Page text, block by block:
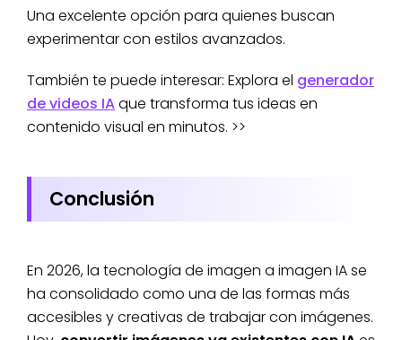
Una excelente opción para quienes buscan
experimentar con estilos avanzados.
También te puede interesar: Explora el generador
de videos IAque transforma tus ideas en
contenido visual en minutos. >>
Conclusión
En 2026, la tecnología de imagen a imagen IA se
ha consolidado como una de las formas más
accesibles y creativas de trabajar con imágenes.